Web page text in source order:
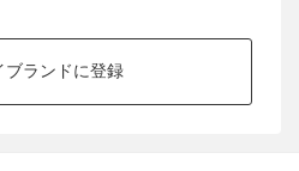
ブランドに登録